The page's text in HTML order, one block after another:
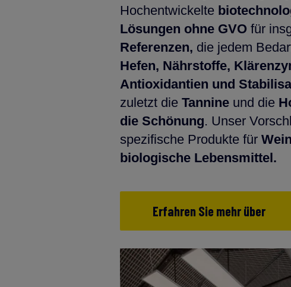
Hochentwickelte
Lösungen ohne GVO für
Referenzen, die jedem
Hefen, Nährstoffe,
Antioxidantien und
zuletzt die Tannine und die
die Schönung. Unser
spezifische Produkte für
biologische Lebensmittel.
Erfahren Sie mehr über